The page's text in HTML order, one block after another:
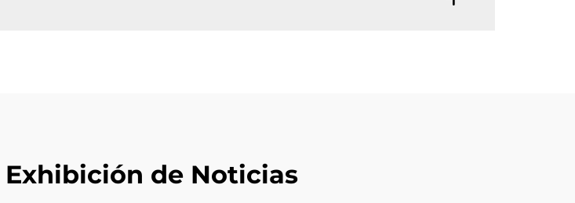
de Noticias